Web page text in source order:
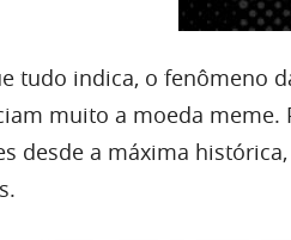
tudo indica, o fenômeno
muito a moeda meme.
desde a máxima